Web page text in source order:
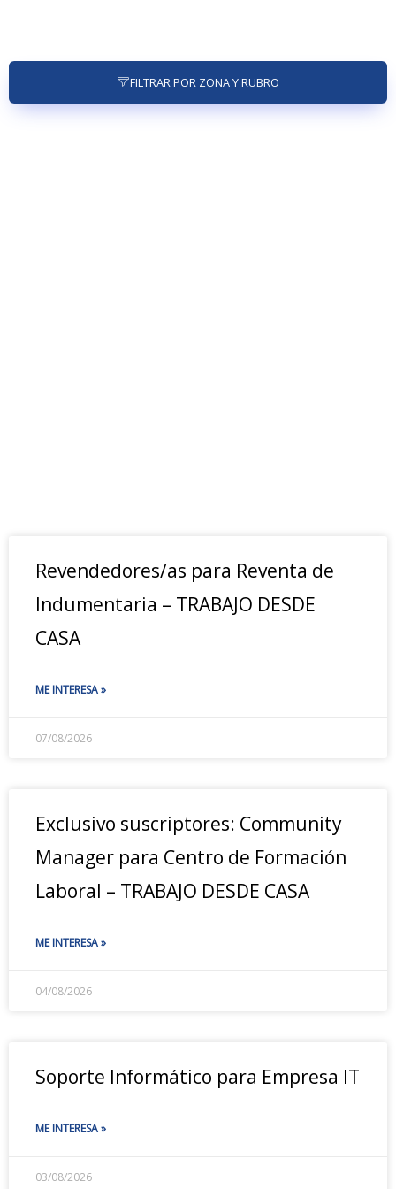
FILTRAR POR ZONA Y RUBRO
Revendedores/as para Reventa de
Indumentaria – TRABAJO DESDE
CASA
ME INTERESA »
07/08/2026
Exclusivo suscriptores: Community
Manager para Centro de Formación
Laboral – TRABAJO DESDE CASA
ME INTERESA »
04/08/2026
Soporte Informático para Empresa IT
ME INTERESA »
03/08/2026